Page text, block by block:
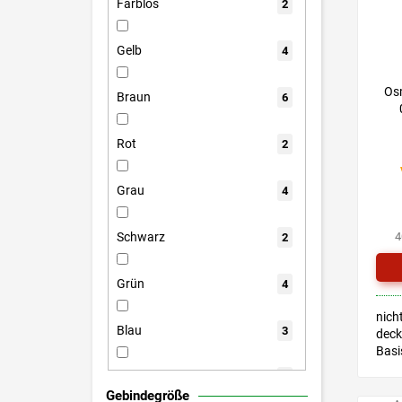
Farblos 2
Gelb 4
Braun 6
Rot 2
Grau 4
Schwarz 2
Grün 4
Blau 3
Gebindegröße